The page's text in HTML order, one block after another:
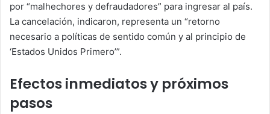
por “malhechores y defraudadores” para ingresar al país.
La cancelación, indicaron, representa un “retorno
necesario a políticas de sentido común y al principio de
‘Estados Unidos Primero’”.
Efectos inmediatos y próximos
pasos